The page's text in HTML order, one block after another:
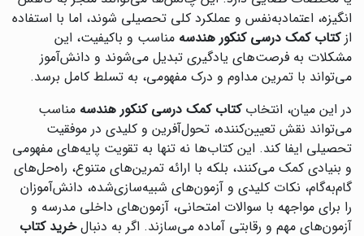
انگیزه، اعتمادبه‌نفس و عملکرد کلی تحصیلی شوند، اما با استفاده
ازکتاب کمک درسی کنکور هندسه مناسب و باکیفیت، این
مشکلات به فرصت‌های یادگیری تبدیل می‌شوند و دانش‌آموز
می‌تواند با تمرین مداوم و درک مفهومی، به تسلط کامل برسد.
در این میان، انتخابکتاب کمک درسی کنکور هندسه مناسب
می‌تواند نقش تعیین‌کننده، تحول‌آفرین و کلیدی در موفقیت
تحصیلی ایفا کند. این کتاب‌ها نه تنها به تقویت پایه‌های مفهومی
و بنیادی کمک می‌کنند، بلکه با ارائه تمرین‌های متنوع، راه‌حل‌های
گام‌به‌گام، نکات کلیدی و آزمون‌های شبیه‌سازی‌شده، دانش‌آموزان
را برای مواجهه با سوالات امتحانی، آزمون‌های داخلی مدرسه و
آزمون‌های مهم و رقابتی آماده می‌سازند. اگر به دنبالخرید کتاب